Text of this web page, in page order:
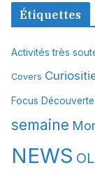
c
v
e
Étiquettes
Activités très
Covers
Focus Découverte
semaine
NEWS